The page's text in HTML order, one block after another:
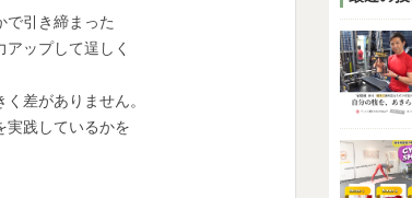
引き締まった
ップして逞しく
差がありません。
践しているかを